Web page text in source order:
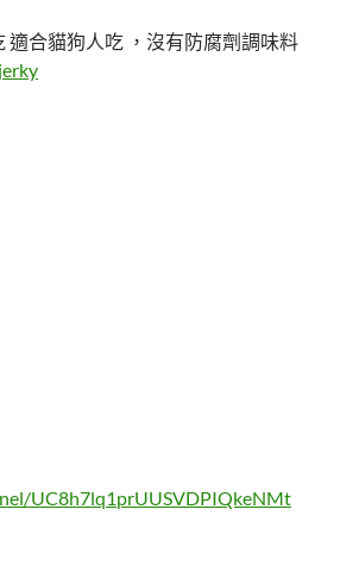
合貓狗人吃 ，沒有防腐劑調味料
UC8h7lq1prUUSVDPIQkeNMt